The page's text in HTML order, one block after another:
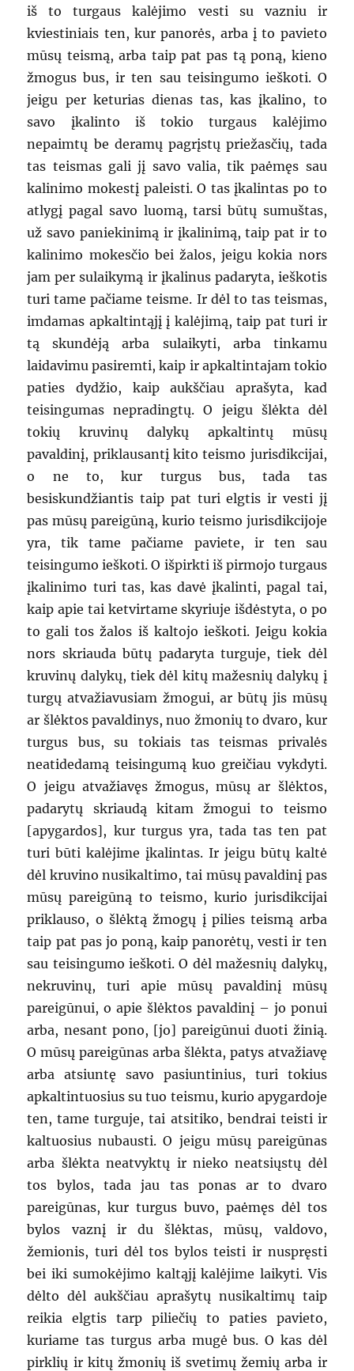
iš to turgaus kalėjimo vesti su vazniu ir
kviestiniais ten, kur panorės, arba į to pavieto
mūsų teismą, arba taip pat pas tą poną, kieno
žmogus bus, ir ten sau teisingumo ieškoti. O
jeigu per keturias dienas tas, kas įkalino, to
savo įkalinto iš tokio turgaus kalėjimo
nepaimtų be deramų pagrįstų priežasčių, tada
tas teismas gali jį savo valia, tik paėmęs sau
kalinimo mokestį paleisti. O tas įkalintas po to
atlygį pagal savo luomą, tarsi būtų sumuštas,
už savo paniekinimą ir įkalinimą, taip pat ir to
kalinimo mokesčio bei žalos, jeigu kokia nors
jam per sulaikymą ir įkalinus padaryta, ieškotis
turi tame pačiame teisme. Ir dėl to tas teismas,
imdamas apkaltintąjį į kalėjimą, taip pat turi ir
tą skundėją arba sulaikyti, arba tinkamu
laidavimu pasiremti, kaip ir apkaltintajam tokio
paties dydžio, kaip aukščiau aprašyta, kad
teisingumas nepradingtų. O jeigu šlėkta dėl
tokių kruvinų dalykų apkaltintų mūsų
pavaldinį, priklausantį kito teismo jurisdikcijai,
o ne to, kur turgus bus, tada tas
besiskundžiantis taip pat turi elgtis ir vesti jį
pas mūsų pareigūną, kurio teismo jurisdikcijoje
yra, tik tame pačiame paviete, ir ten sau
teisingumo ieškoti. O išpirkti iš pirmojo turgaus
įkalinimo turi tas, kas davė įkalinti, pagal tai,
kaip apie tai ketvirtame skyriuje išdėstyta, o po
to gali tos žalos iš kaltojo ieškoti. Jeigu kokia
nors skriauda būtų padaryta turguje, tiek dėl
kruvinų dalykų, tiek dėl kitų mažesnių dalykų į
turgų atvažiavusiam žmogui, ar būtų jis mūsų
ar šlėktos pavaldinys, nuo žmonių to dvaro, kur
turgus bus, su tokiais tas teismas privalės
neatidedamą teisingumą kuo greičiau vykdyti.
O jeigu atvažiavęs žmogus, mūsų ar šlėktos,
padarytų skriaudą kitam žmogui to teismo
[apygardos], kur turgus yra, tada tas ten pat
turi būti kalėjime įkalintas. Ir jeigu būtų kaltė
dėl kruvino nusikaltimo, tai mūsų pavaldinį pas
mūsų pareigūną to teismo, kurio jurisdikcijai
priklauso, o šlėktą žmogų į pilies teismą arba
taip pat pas jo poną, kaip panorėtų, vesti ir ten
sau teisingumo ieškoti. O dėl mažesnių dalykų,
nekruvinų, turi apie mūsų pavaldinį mūsų
pareigūnui, o apie šlėktos pavaldinį – jo ponui
arba, nesant pono, [jo] pareigūnui duoti žinią.
O mūsų pareigūnas arba šlėkta, patys atvažiavę
arba atsiuntę savo pasiuntinius, turi tokius
apkaltintuosius su tuo teismu, kurio apygardoje
ten, tame turguje, tai atsitiko, bendrai teisti ir
kaltuosius nubausti. O jeigu mūsų pareigūnas
arba šlėkta neatvyktų ir nieko neatsiųstų dėl
tos bylos, tada jau tas ponas ar to dvaro
pareigūnas, kur turgus buvo, paėmęs dėl tos
bylos vaznį ir du šlėktas, mūsų, valdovo,
žemionis, turi dėl tos bylos teisti ir nuspręsti
bei iki sumokėjimo kaltąjį kalėjime laikyti. Vis
dėlto dėl aukščiau aprašytų nusikaltimų taip
reikia elgtis tarp piliečių to paties pavieto,
kuriame tas turgus arba mugė bus. O kas dėl
pirklių ir kitų žmonių iš svetimų žemių arba ir